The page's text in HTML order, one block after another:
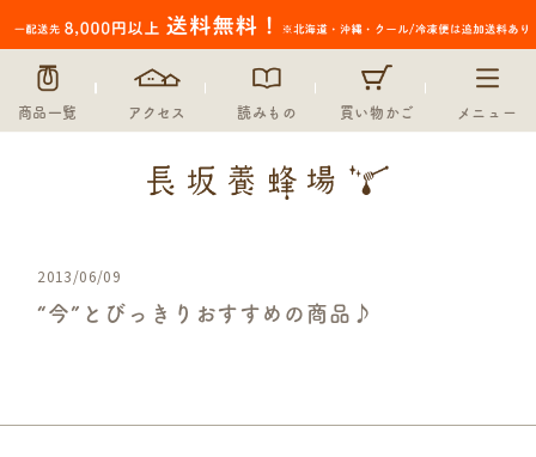
商品一覧 アクセス 読みもの 買い物かご メニュー
2013/06/09
“今”とびっきりおすすめの商品♪